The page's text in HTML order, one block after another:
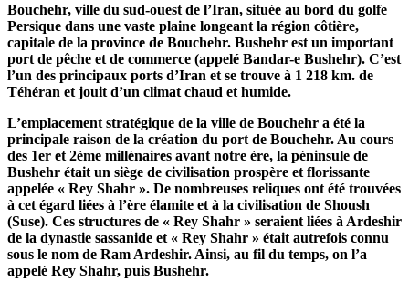
Bouchehr, ville du sud-ouest de l’Iran, située au bord du golfe
Persique dans une vaste plaine longeant la région côtière,
capitale de la province de Bouchehr. Bushehr est un important
port de pêche et de commerce (appelé Bandar-e Bushehr). C’est
l’un des principaux ports d’Iran et se trouve à 1 218 km. de
Téhéran et jouit d’un climat chaud et humide.
L’emplacement stratégique de la ville de Bouchehr a été la
principale raison de la création du port de Bouchehr. Au cours
des 1er et 2ème millénaires avant notre ère, la péninsule de
Bushehr était un siège de civilisation prospère et florissante
appelée « Rey Shahr ». De nombreuses reliques ont été trouvées
à cet égard liées à l’ère élamite et à la civilisation de Shoush
(Suse). Ces structures de « Rey Shahr » seraient liées à Ardeshir
de la dynastie sassanide et « Rey Shahr » était autrefois connu
sous le nom de Ram Ardeshir. Ainsi, au fil du temps, on l’a
appelé Rey Shahr, puis Bushehr.